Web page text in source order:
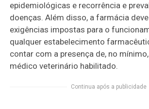
epidemiológicas e recorrência e
doenças. Além disso, a farmácia
exigências impostas para o
qualquer estabelecimento
contar com a presença de, no
médico veterinário habilitado.
Continua após a publicidade